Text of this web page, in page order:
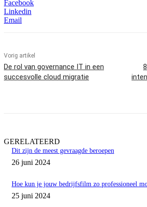
Facebook
Linkedin
Email
Vorig artikel
De rol van governance IT in een
succesvolle cloud migratie
GERELATEERD
Dit zijn de meest gevraagde beroepen
26 juni 2024
Hoe kun je jouw bedrijfsfilm zo professioneel
25 juni 2024